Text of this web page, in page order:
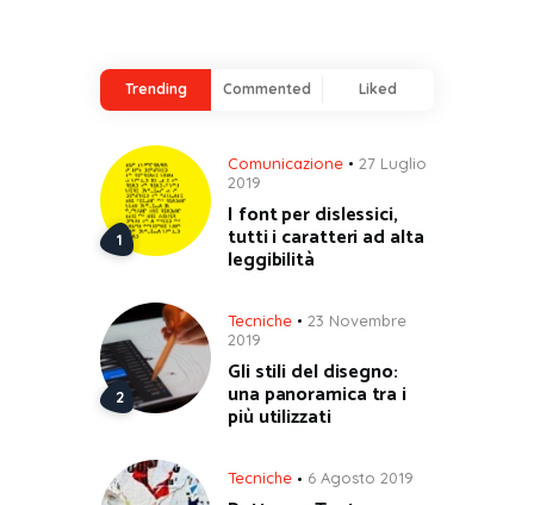
Trending Commented Liked
Comunicazione
27 Luglio
2019
I font per dislessici,
tutti i caratteri ad alta
leggibilità
Tecniche
23 Novembre
2019
Gli stili del disegno:
una panoramica tra i
più utilizzati
Tecniche 6 Agosto 2019